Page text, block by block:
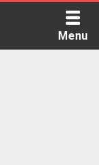
Menu